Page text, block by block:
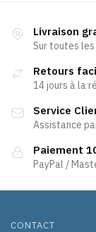
Livraison
Sur toutes
Retours
14 jours à la
Service
Assistance
Paiement
PayPal /
CONTACT